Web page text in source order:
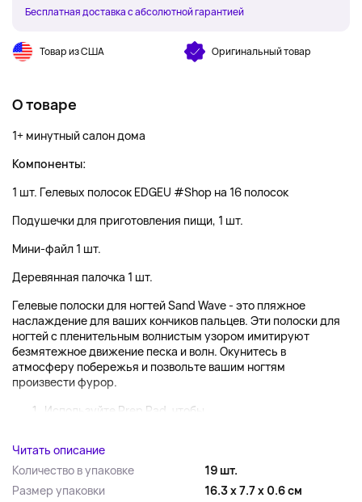
Бесплатная доставка с абсолютной гарантией
Товар из США Оригинальный товар
О товаре
1+ минутный салон дома
Компоненты:
1 шт. Гелевых полосок EDGEU #Shop на 16 полосок
Подушечки для приготовления пищи, 1 шт.
Мини-файл 1 шт.
Деревянная палочка 1 шт.
Гелевые полоски для ногтей Sand Wave - это пляжное
наслаждение для ваших кончиков пальцев. Эти полоски для
ногтей с пленительным волнистым узором имитируют
безмятежное движение песка и волн. Окунитесь в
атмосферу побережья и позвольте вашим ногтям
произвести фурор.
Используйте Prep Pad, чтобы ...
Читать описание
Количество в упаковке
19 шт.
Размер упаковки
16.3 x 7.7 x 0.6 см